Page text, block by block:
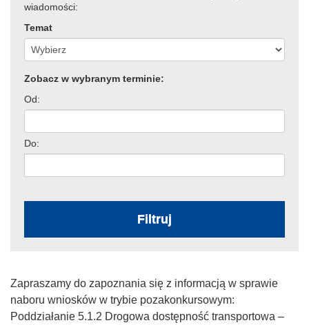
wiadomości:
Temat
Zobacz w wybranym terminie:
Od:
Do:
Filtruj
Zapraszamy do zapoznania się z informacją w sprawie
naboru wniosków w trybie pozakonkursowym:
Poddziałanie 5.1.2 Drogowa dostępność transportowa –